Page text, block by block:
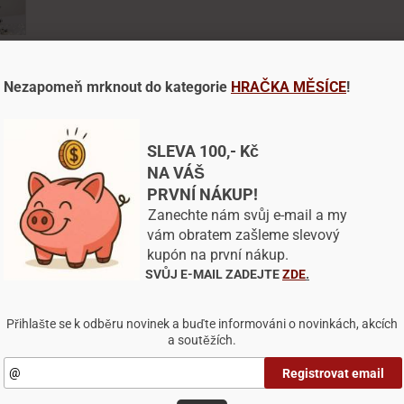
Dotaz na výrobek Doporučit výrobek
Sleva
DÁRKOVÝ POUKAZ
s využitím souborů cookies
webu pracujeme se soubory cookies, které nám
naše služby a personalizovat nabídky.
cookies si pamatují, co a jak ve svém prohlížeči na
děláte. Díky tomu webová stránka funguje podle vás a je
se přizpůsobit vašim preferencím.
některých typů souborů může mít vliv na vaši
s naším webem, také nebudeme schopni poskytnout
na základě vašich preferencí.
Odmítnout vše Přijmout všechny cookies
Nezapomeň mrknout do kategorie HRAČKA MĚSÍCE!
SLEVA 100,- Kč
NA VÁŠ
PRVNÍ NÁKUP!
Zanechte nám svůj e-mail a my
vám obratem zašleme slevový
kupón na první nákup.
SVŮJ E-MAIL ZADEJTEZDE.
Přihlašte se k odběru novinek a buďte informováni o novinkách, akcích
a soutěžích.
Registrovat email